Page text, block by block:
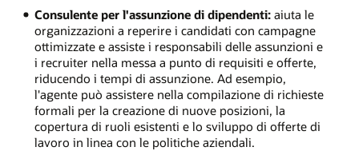
Consulente per l'assunzione di dipendenti:aiuta le
organizzazioni a reperire i candidati con campagne
ottimizzate e assiste i responsabili delle assunzioni e
i recruiter nella messa a punto di requisiti e offerte,
riducendo i tempi di assunzione. Ad esempio,
l'agente può assistere nella compilazione di richieste
formali per la creazione di nuove posizioni, la
copertura di ruoli esistenti e lo sviluppo di offerte di
lavoro in linea con le politiche aziendali.